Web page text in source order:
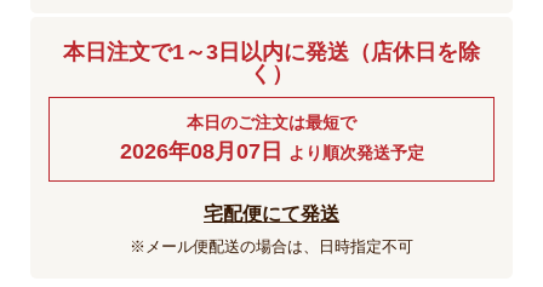
本日注文で1～3日以内に発送（店休日を除
く）
本日のご注文は最短で
2026年08月07日 より順次発送予定
宅配便にて発送
※メール便配送の場合は、日時指定不可